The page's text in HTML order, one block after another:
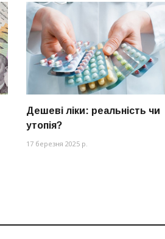
Дешеві ліки: реальність чи
утопія?
17 березня 2025 р.